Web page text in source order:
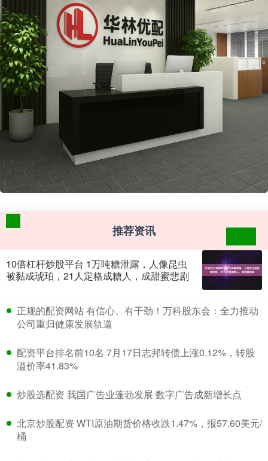
推荐资讯
10倍杠杆炒股平台 1万吨糖泄露，人像昆虫
被黏成琥珀，21人定格成糖人，成甜蜜悲剧
​正规的配资网站 有信心、有干劲！万科股东会：全力推动
公司重归健康发展轨道
​配资平台排名前10名 7月17日志邦转债上涨0.12%，转股
溢价率41.83%
​炒股选配资 我国广告业蓬勃发展 数字广告成新增长点
​北京炒股配资 WTI原油期货价格收跌1.47%，报57.60美元/
桶